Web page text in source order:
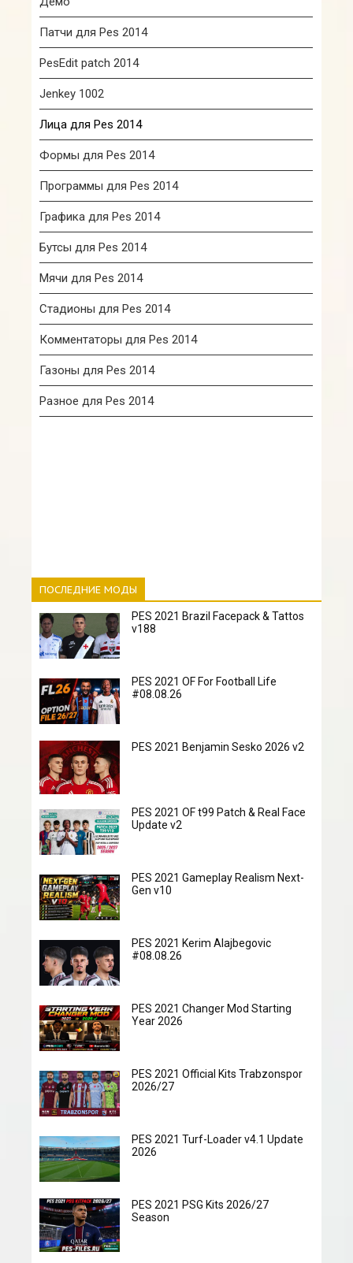
Патчи для Pes 2014
PesEdit patch 2014
Jenkey 1002
Лица для Pes 2014
Формы для Pes 2014
Программы для Pes 2014
Графика для Pes 2014
Бутсы для Pes 2014
Мячи для Pes 2014
Стадионы для Pes 2014
Комментаторы для Pes 2014
Газоны для Pes 2014
Разное для Pes 2014
ПОСЛЕДНИЕ МОДЫ
PES 2021 Brazil Facepack & Tattos
v188
PES 2021 OF For Football Life
#08.08.26
PES 2021 Benjamin Sesko 2026 v2
PES 2021 OF t99 Patch & Real Face
Update v2
PES 2021 Gameplay Realism Next-
Gen v10
PES 2021 Kerim Alajbegovic
#08.08.26
PES 2021 Changer Mod Starting
Year 2026
PES 2021 Official Kits Trabzonspor
2026/27
PES 2021 Turf-Loader v4.1 Update
2026
PES 2021 PSG Kits 2026/27
Season